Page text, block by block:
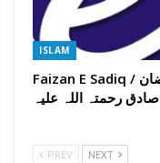
ISLAM
Faizan E Sadiq / فیضان
صادق رحمتہ اللہ علیہ
PREV NEXT